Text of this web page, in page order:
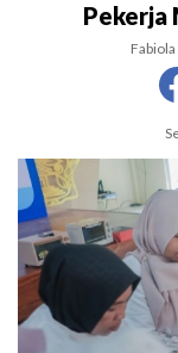
Pekerja